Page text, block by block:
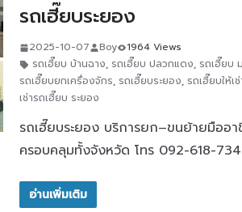
รถเฮี๊ยบระยอง
2025-10-07 Boy
1964 Views
รถเฮี๊ยบ บ้านฉาง, รถเฮี๊ยบ ปลวกแดง, รถเฮี๊ยบ
รถเฮี๊ยบยกเครื่องจักร, รถเฮี๊ยบระยอง, รถเฮี๊ยบให้เ
เช่ารถเฮี๊ยบ ระยอง
รถเฮี๊ยบระยอง บริการยก–ขนย้ายมืออ
ครอบคลุมทั้งจังหวัด โทร 092-618-
อ่านเพิ่มเติม